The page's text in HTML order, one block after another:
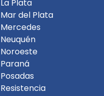
La Plata
Mar del Plata
Mercedes
Neuquén
Noroeste
Paraná
Posadas
Resistencia